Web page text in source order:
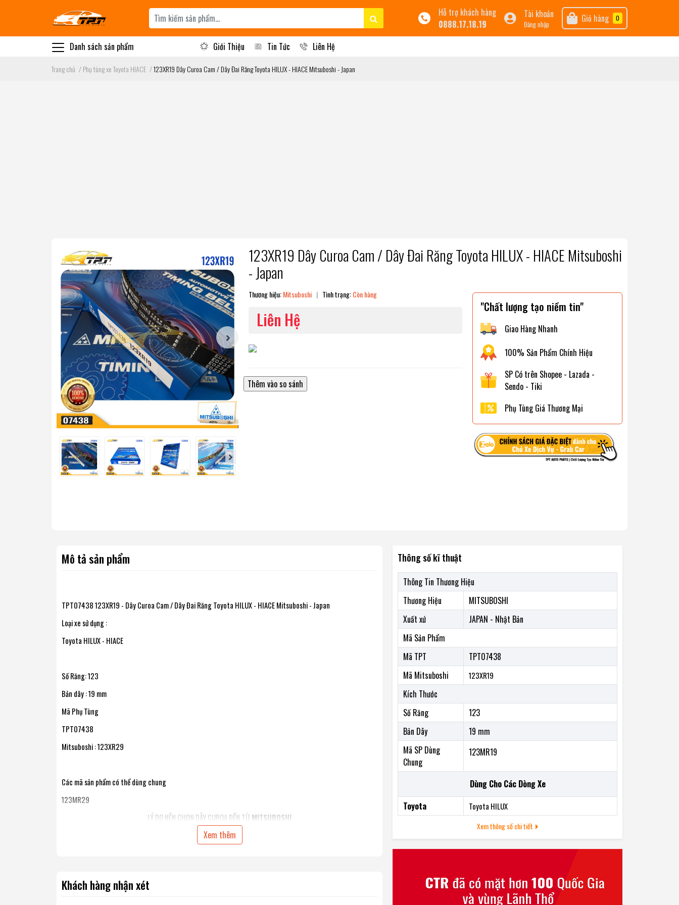
Hỗ trợ khách hàng
0888.17.18.19
Tài khoản
Đăng nhập Giỏ hàng 0
Danh sách sản phẩm Giới Thiệu Tin Tức Liên Hệ
Trang chủ /Phụ tùng xe Toyota HIACE /123XR19 Dây Curoa Cam / Dây Đai Răng Toyota HILUX - HIACE Mitsuboshi - Japan
123XR19 Dây Curoa Cam / Dây Đai Răng Toyota HILUX - HIACE Mitsuboshi
- Japan
Thương hiệu:Mitsuboshi | Tình trạng:Còn hàng
Liên Hệ
"Chất lượng tạo niềm tin"
Giao Hàng Nhanh
100% Sản Phẩm Chính Hiệu
SP Có trên Shopee - Lazada -
Sendo - Tiki
Phụ Tùng Giá Thương Mại
Mô tả sản phẩm
TPT07438 123XR19 - Dây Curoa Cam / Dây Đai Răng Toyota HILUX - HIACE Mitsuboshi - Japan
Loại xe sử dụng :
Toyota HILUX - HIACE
Số Răng: 123
Bản dây : 19 mm
Mã Phụ Tùng
TPT07438
Mitsuboshi : 123XR29
Các mã sản phẩm có thể dùng chung
123MR29
LÝ DO NÊN CHỌN DÂY CUROA ĐẾN TỪ MITSUBOSHI
MITSUBOSHI SẢN XUẤT DÂY CUROA CHÍNH HÃNG CHO CÁC DÒNG XE TOYOTA - LEXUS
2- Tỷ lệ truyền động cao
Xem thêm
Khách hàng nhận xét
Thông số kĩ thuật
Thông Tin Thương Hiệu
Thương Hiệu
MITSUBOSHI
Xuất xứ
JAPAN - Nhật Bản
Mã Sản Phẩm
Mã TPT
TPT07438
Mã Mitsuboshi
123XR19
Kích Thước
Số Răng
123
Bản Dây
19 mm
Mã SP Dùng
Chung
123MR19
Dùng Cho Các Dòng Xe
Toyota
Toyota HILUX
Xem thông số chi tiết